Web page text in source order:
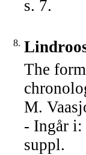
s. 7.
8.
The
M.
- Ingår i:
suppl.